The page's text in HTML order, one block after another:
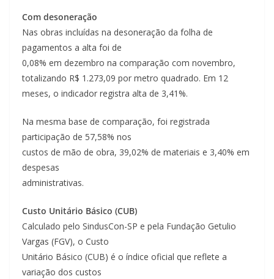
Com desoneração
Nas obras incluídas na desoneração da folha de
pagamentos a alta foi de
0,08% em dezembro na comparação com novembro,
totalizando R$ 1.273,09 por metro quadrado. Em 12
meses, o indicador registra alta de 3,41%.
Na mesma base de comparação, foi registrada
participação de 57,58% nos
custos de mão de obra, 39,02% de materiais e 3,40% em
despesas
administrativas.
Custo Unitário Básico (CUB)
Calculado pelo SindusCon-SP e pela Fundação Getulio
Vargas (FGV), o Custo
Unitário Básico (CUB) é o índice oficial que reflete a
variação dos custos